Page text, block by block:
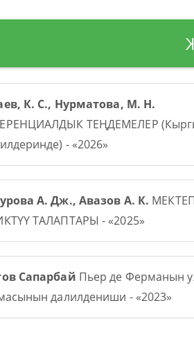
К. С., Нурматова, М. Н.
ТЕҢДЕМЕЛЕР
- «2026»
А. Дж., Авазов А. К.
ТАЛАПТАРЫ - «2025»
Сапарбай Пьер де Ферманын
далилдениши - «2023»